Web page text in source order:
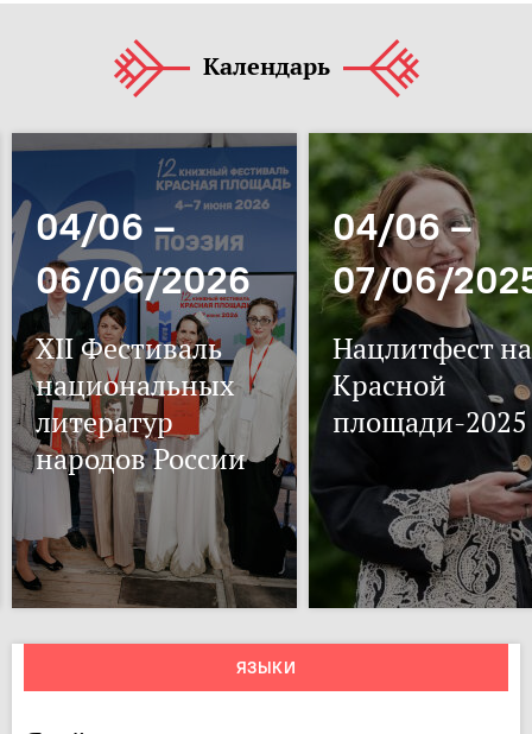
Календарь
04/06 –
06/06/2026
XII Фестиваль
национальных
литератур
народов России
04/06 –
07/06/
Нацлитфест на
Красной
площади-2025
ЯЗЫКИ